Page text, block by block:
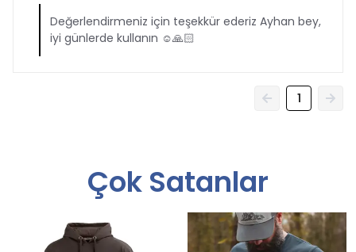
Değerlendirmeniz için teşekkür ederiz Ayhan bey,
iyi günlerde kullanın ☺️🙏🏻
1
Çok Satanlar